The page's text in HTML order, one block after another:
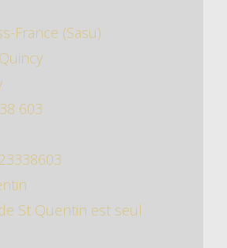
France (Sasu)
603
St Quentin est seul